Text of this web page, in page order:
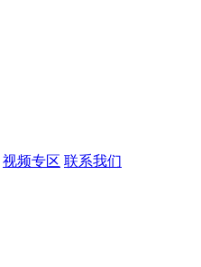
视频专区 联系我们